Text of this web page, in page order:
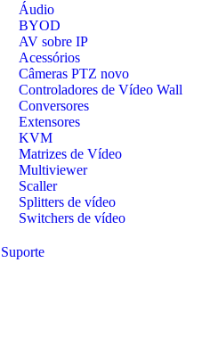
Áudio
BYOD
AV sobre IP
Acessórios
Câmeras PTZ novo
Controladores de Vídeo Wall
Conversores
Extensores
KVM
Matrizes de Vídeo
Multiviewer
Scaller
Splitters de vídeo
Switchers de vídeo
Suporte